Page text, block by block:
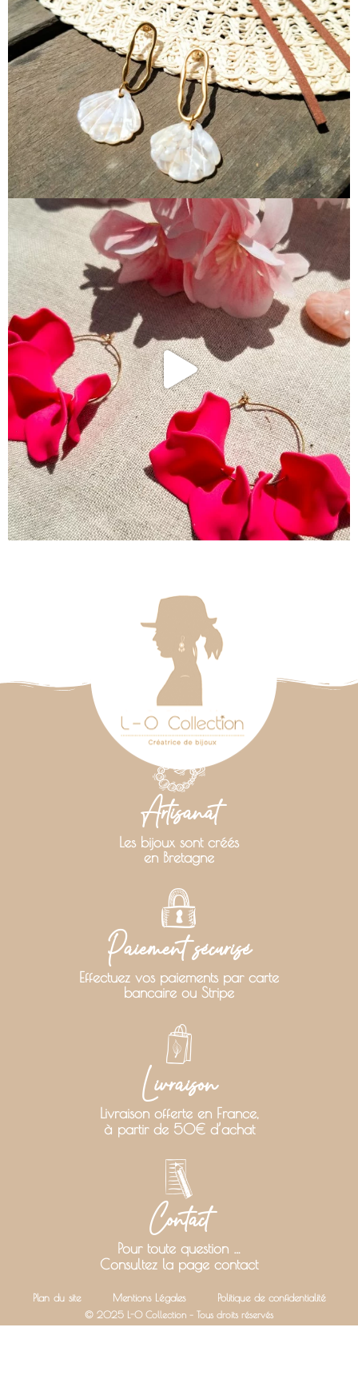
Artisanat
Les bijoux sont créés
en Bretagne
Paiement sécurisé
Effectuez vos paiements par carte
bancaire ou Stripe
Livraison
Livraison offerte en France,
à partir de 50€ d’achat
Contact
Pour toute question …
Consultez la page contact
Plan du site Mentions Légales Politique de confidentialité
© 2025 L-O Collection – Tous droits réservés